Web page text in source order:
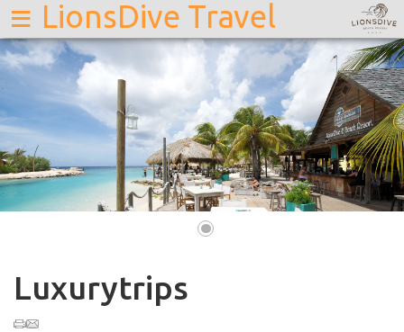
≡ LionsDive Travel
•
Luxurytrips